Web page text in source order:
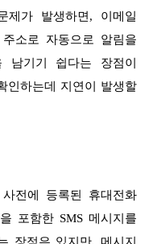
제가 발생하면, 이메일
소로 자동으로 알림을
기기 쉽다는 장점이
인하는데 지연이 발생할
전에 등록된 휴대전화
포함한 SMS 메시지를
장점은 있지만, 메시지